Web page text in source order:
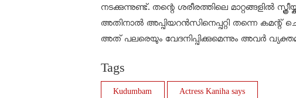
നടക്കുന്നുണ്ട്. തന്റെ ശരീരത്തിലെ മാറ്റങ്ങളിൽ
അതിനാൽ അപ്പിയറൻസിനെപ്പറ്റി തന്നെ കമന്റ്
അത് പലരെയും വേദനിപ്പിക്കുമെന്നും അവർ
Tags
Kudumbam Actress Kaniha says